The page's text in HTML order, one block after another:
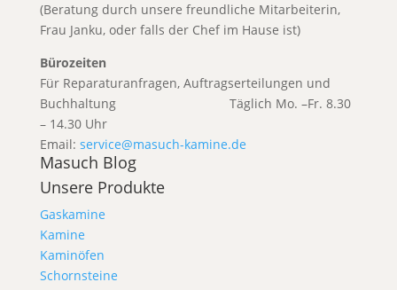
(Beratung durch unsere freundliche Mitarbeiterin,
Frau Janku, oder falls der Chef im Hause ist)
Bürozeiten
Für Reparaturanfragen, Auftragserteilungen und
Buchhaltung Täglich Mo. –Fr. 8.30
– 14.30 Uhr
Email: service@masuch-kamine.de
Masuch Blog
Unsere Produkte
Gaskamine
Kamine
Kaminöfen
Schornsteine